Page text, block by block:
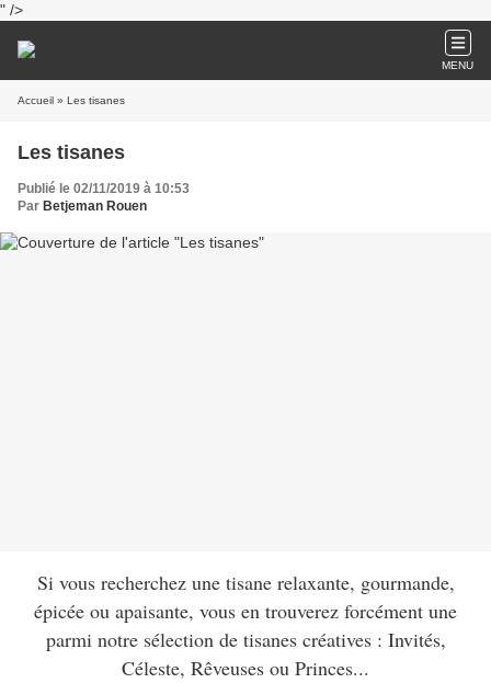
" />
MENU
Accueil » Les tisanes
Les tisanes
Publié le 02/11/2019 à 10:53
Par Betjeman Rouen
Si vous recherchez une tisane relaxante, gourmande,
épicée ou apaisante, vous en trouverez forcément une
parmi notre sélection de tisanes créatives : Invités,
Céleste, Rêveuses ou Princes...